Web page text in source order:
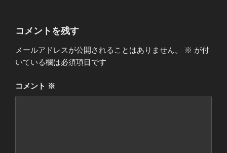
コメントを残す
メールアドレスが公開されることはありません。 ※ が付
いている欄は必須項目です
コメント ※